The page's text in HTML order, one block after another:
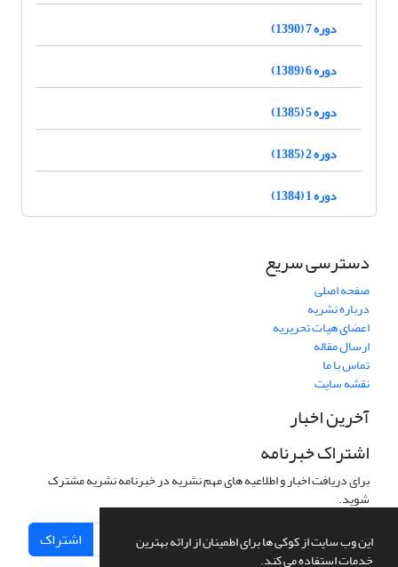
این وب سایت از کوکی ها برای اطمینان از ارائه بهترین
خدمات استفاده می کند.
دوره 7 (1390)
دوره 6 (1389)
دوره 5 (1385)
دوره 2 (1385)
دوره 1 (1384)
دسترسی سریع
صفحه اصلی
درباره نشریه
اعضای هیات تحریریه
ارسال مقاله
تماس با ما
نقشه سایت
آخرین اخبار
اشتراک خبرنامه
برای دریافت اخبار و اطلاعیه های مهم نشریه در خبرنامه نشریه مشترک
شوید.
اشتراک